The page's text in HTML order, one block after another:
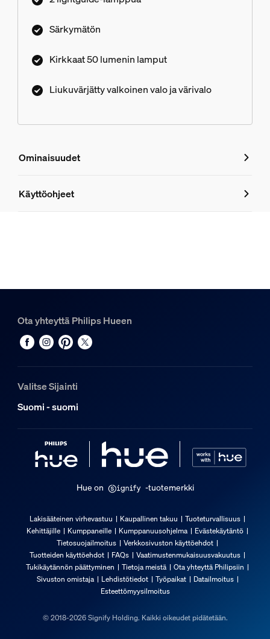
matalajännitejärjestelmän ansiosta voit kytkeä ne
olevaan pistorasiaan.
Särkymätön
Kirkkaat 50 lumenin lamput
Liukuvärjätty valkoinen valo ja värivalo
Ominaisuudet
Ominaisuudet
Materiaali
Kestävyys
Ympäristön lämpötila
-20...+45 ˚C
25 000
Yleistä
Tyyppi
Pakkauksen mitat ja paino
EAN/UPC – tuote
8721103054869
Nettopaino
Bruttopaino
Käyttöohjeet
Ota yhteyttä Philips Hueen
Valitse Sijainti
Suomi - suomi
Hue on -tuotemerkki
Lakisääteinen virhevastuu Kaupallinen takuu
Tuoteturvallisuus
Kehittäjille
Kumppaneille Kumppanuusohjelma
Evästekäytäntö
Tietosuojailmoitus
Verkkosivuston käyttöehdot
Tuotteiden käyttöehdot
FAQs
Vaatimustenmukaisuusvakuutus
Tukikäytännön päättyminen
Tietoja meistä
Ota yhteyttä Philipsiin
Sivuston omistaja
Lehdistötiedot Työpaikat
Datailmoitus
Esteettömyysilmoitus
© 2018-2026 Signify Holding. Kaikki oikeudet pidätetään.